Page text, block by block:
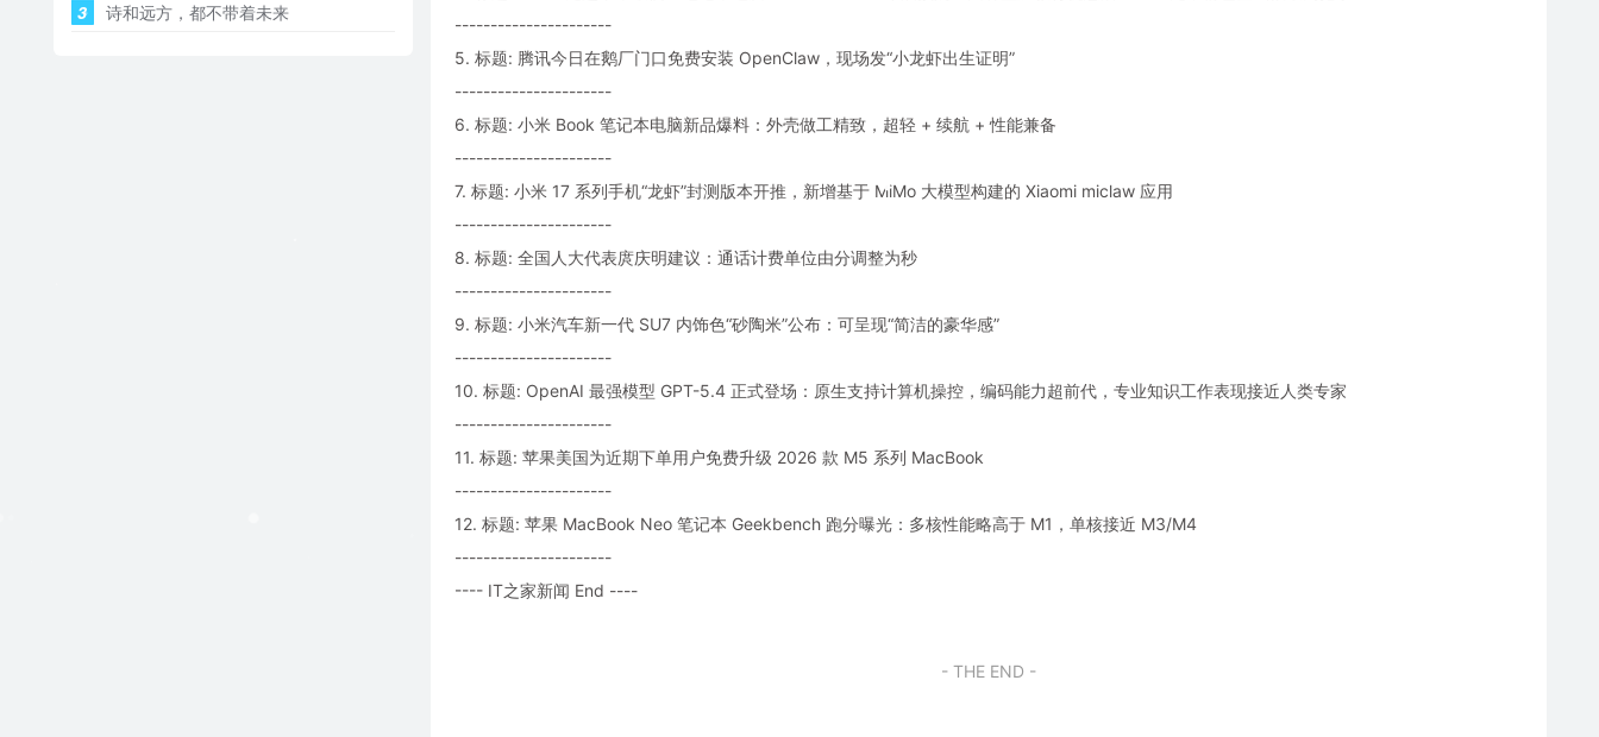
----------------------
5. 标题: 腾讯今日在鹅厂门口免费安装 OpenClaw，现场发“小龙虾出生证明”
----------------------
6. 标题: 小米 Book 笔记本电脑新品爆料：外壳做工精致，超轻 + 续航 + 性能兼备
----------------------
7. 标题: 小米 17 系列手机“龙虾”封测版本开推，新增基于 MiMo 大模型构建的 Xiaomi miclaw 应用
----------------------
8. 标题: 全国人大代表庹庆明建议：通话计费单位由分调整为秒
----------------------
9. 标题: 小米汽车新一代 SU7 内饰色“砂陶米”公布：可呈现“简洁的豪华感”
----------------------
10. 标题: OpenAI 最强模型 GPT-5.4 正式登场：原生支持计算机操控，编码能力超前代，专业知识工作表现接近人类专家
----------------------
11. 标题: 苹果美国为近期下单用户免费升级 2026 款 M5 系列 MacBook
----------------------
12. 标题: 苹果 MacBook Neo 笔记本 Geekbench 跑分曝光：多核性能略高于 M1，单核接近 M3/M4
----------------------
---- IT之家新闻 End ----
- THE END -
3
诗和远方，都不带着未来